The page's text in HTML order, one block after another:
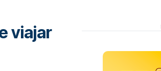
viajar